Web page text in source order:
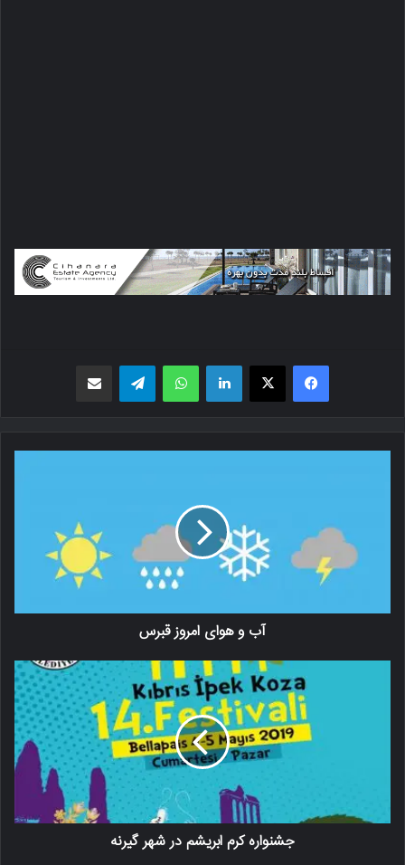
فیسبوک X لینکدین واتس اپ
آب و هوای امروز قبرس
جشنواره کرم ابریشم در شهر گیرنه